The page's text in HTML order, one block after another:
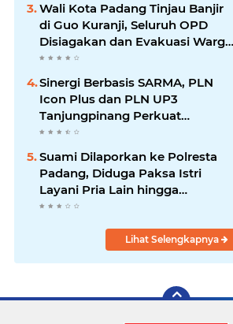
Wali Kota Padang Tinjau Banjir
di Guo Kuranji, Seluruh OPD
Disiagakan dan Evakuasi Warga
Dipercepat
Sinergi Berbasis SARMA, PLN
Icon Plus dan PLN UP3
Tanjungpinang Perkuat
Kolaborasi Strategis
Suami Dilaporkan ke Polresta
Padang, Diduga Paksa Istri
Layani Pria Lain hingga
Berulang Kali
Lihat Selengkapnya